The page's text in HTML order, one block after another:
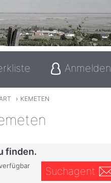
Anmelden
› KEMETEN
finden.
Suchagent